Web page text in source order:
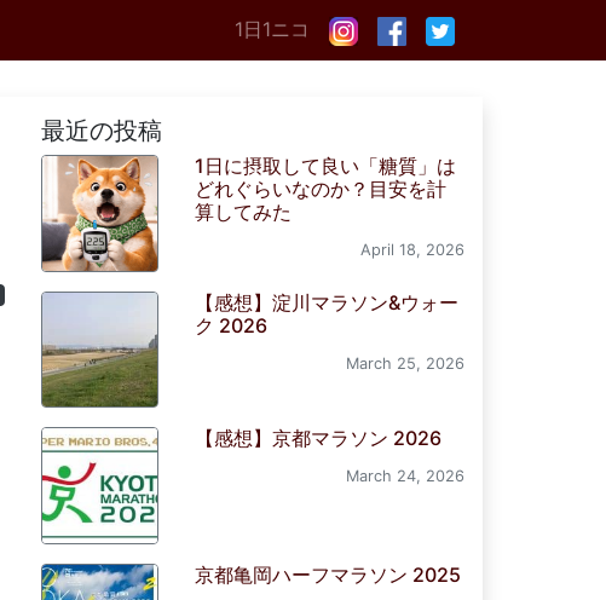
1日1ニコ
最近の投稿
1日に摂取して良い「糖質」は
どれぐらいなのか？目安を計
算してみた
April 18, 2026
【感想】淀川マラソン&ウォー
ク 2026
March 25, 2026
【感想】京都マラソン 2026
March 24, 2026
京都亀岡ハーフマラソン 2025